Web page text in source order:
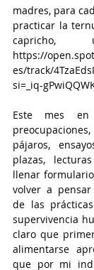
madres, para
practicar la
https://
es/track/
si=_iq-
Este mes
pájaros,
plazas,
llenar
volver a
de las
supervivencia
claro que
alimentarse
que por mi